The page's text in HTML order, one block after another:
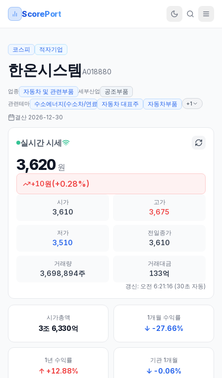
ScorePort
코스피 적자기업
한온시스템A018880
업종 자동차 및 관련부품 세부산업 공조부품
관련테마 수소에너지(수소차/연료전지 등)자동차 대표주 자동차부품 +1
결산 2026-12-30
실시간 시세
3,620 원
+10원(+0.28%)
시가
3,610
고가
3,675
저가
3,510
전일종가
3,610
거래량
3,698,894주
거래대금
133억
갱신: 오전 6:21:16 (30초 자동)
시가총액
3조 6,330억
1개월 수익률
↓ -27.66%
1년 수익률
↑ +12.88%
기관 1개월
↓ -0.06%